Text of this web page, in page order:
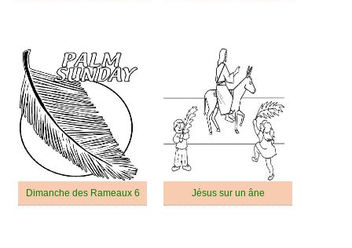
Dimanche des Rameaux 6 Jésus sur un âne